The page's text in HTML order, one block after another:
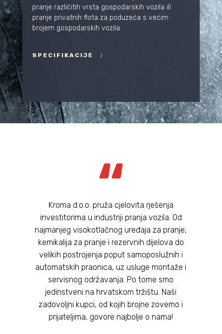
pranje različitih vrsta gospodarskih vozila ili
pranje privatnih flota za poduzeća s većim
brojem gospodarskih vozila.
SPECIFIKACIJE
Kroma d.o.o. pruža cjelovita rješenja
investitorima u industriji pranja vozila. Od
najmanjeg visokotlačnog uređaja za pranje,
kemikalija za pranje i rezervnih dijelova do
velikih postrojenja poput samoposlužnih i
automatskih praonica, uz usluge montaže i
servisnog održavanja. Po tome smo
jedinstveni na hrvatskom tržištu. Naši
zadovoljni kupci, od kojih brojne zovemo i
prijateljima, govore najbolje o nama!